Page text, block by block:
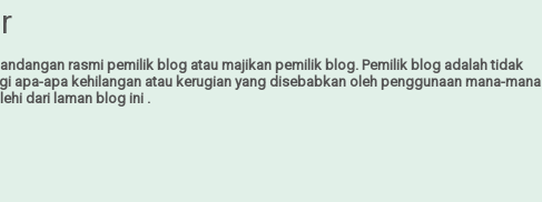
rasmi pemilik blog atau majikan pemilik blog. Pemilik blog adalah tidak
apa-apa kehilangan atau kerugian yang disebabkan oleh penggunaan mana-mana
dari laman blog ini .